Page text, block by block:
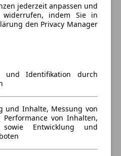
jederzeit anpassen und
widerrufen, indem Sie in
den Privacy Manager
und Identifikation durch
und Inhalte, Messung von
von Inhalten,
sowie Entwicklung und